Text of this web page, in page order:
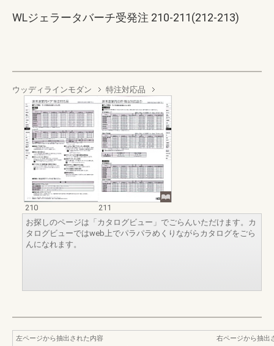
WLジェラータバーチ受発注 210-211(212-213)
ウッディラインモダン 特注対応品
210
211
お探しのページは「カタログビュー」でごらんいただけます。カ
タログビューではweb上でパラパラめくりながらカタログをごら
んになれます。
左ページから抽出された内容
右ページから抽出